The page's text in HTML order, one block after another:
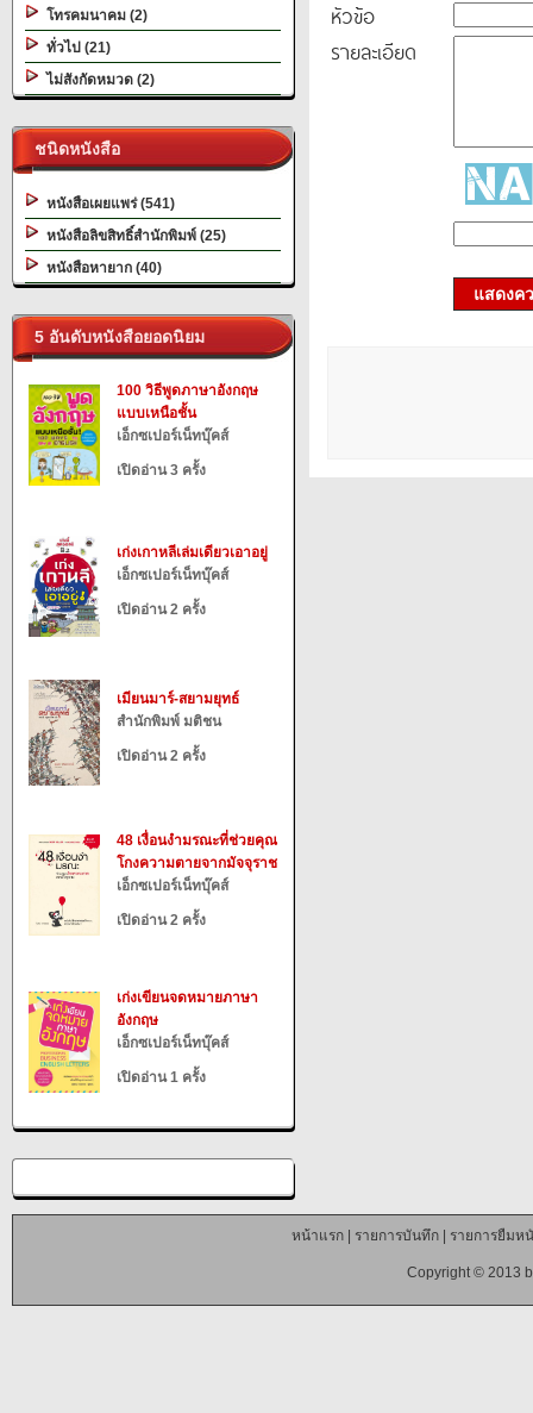
โทรคมนาคม (2)
ทั่วไป (21)
ไม่สังกัดหมวด (2)
ชนิดหนังสือ
หนังสือเผยแพร่ (541)
หนังสือลิขสิทธิ์สำนักพิมพ์ (25)
หนังสือหายาก (40)
5 อันดับหนังสือยอดนิยม
100 วิธีพูดภาษาอังกฤษ
แบบเหนือชั้น
เอ็กซเปอร์เน็ทบุ๊คส์
เปิดอ่าน 3 ครั้ง
เก่งเกาหลีเล่มเดียวเอาอยู่
เอ็กซเปอร์เน็ทบุ๊คส์
เปิดอ่าน 2 ครั้ง
เมียนมาร์-สยามยุทธ์
สำนักพิมพ์ มติชน
เปิดอ่าน 2 ครั้ง
48 เงื่อนงำมรณะที่ช่วยคุณ
โกงความตายจากมัจจุราช
เอ็กซเปอร์เน็ทบุ๊คส์
เปิดอ่าน 2 ครั้ง
เก่งเขียนจดหมายภาษา
อังกฤษ
เอ็กซเปอร์เน็ทบุ๊คส์
เปิดอ่าน 1 ครั้ง
หัวข้อ
รายละเอียด
แสดงค
หน้าแรก| รายการบันทึก| รายการยืมห
Copyright © 2013